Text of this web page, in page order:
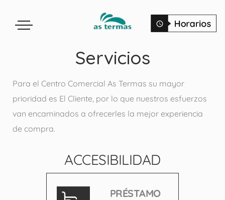
Servicios
Para el Centro Comercial As Termas su mayor
prioridad es El Cliente, por lo que nuestros esfuerzos
van encaminados a ofrecerles la mejor experiencia
de compra.
ACCESIBILIDAD
PRÉSTAMO